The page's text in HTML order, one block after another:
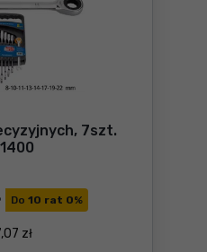
7szt.
Do 10 rat 0%
zł